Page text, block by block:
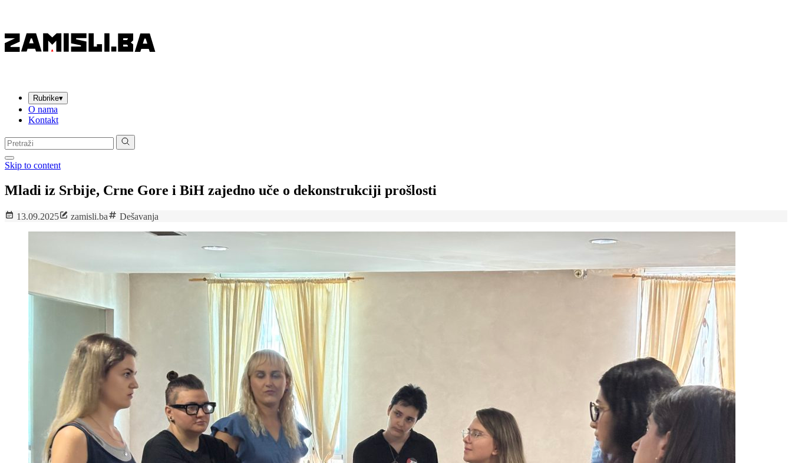
Rubrike▾
O nama
Kontakt
Pretraga:
Skip to content
Mladi iz Srbije, Crne Gore i BiH zajedno uče o dekonstrukciji prošlosti
13.09.2025 zamisli.ba Dešavanja